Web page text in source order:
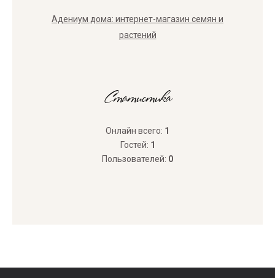
Адениум дома: интернет-магазин семян и
растений
Статистика
Онлайн всего: 1
Гостей: 1
Пользователей: 0